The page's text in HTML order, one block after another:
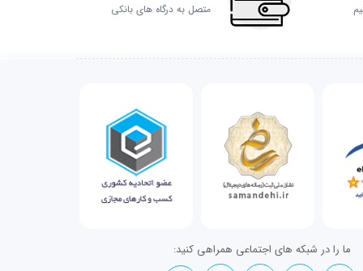
متصل به درگاه های بانکی
ما را در شبکه های اجتماعی همراهی کنید: